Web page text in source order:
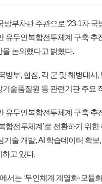
방부차관 주관으로 ’23-1차
유무인복합전투체계 구축
을 논의했다고 밝혔다.
방부, 합참, 각 군 및 해병대사
술품질원 등 관련기관 주요
유무인복합전투체계 구축 추
합전투체계’로 전환하기 위
기술 개발, AI 학습데이터 확
하고 있다.
서는 ‘무인체계 계열화·모듈